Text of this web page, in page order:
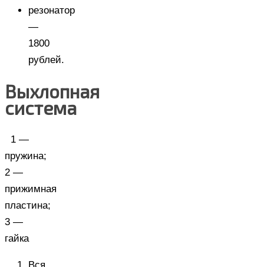
резонатор
—
1800
рублей.
Выхлопная
система
1 —
пружина;
2 —
прижимная
пластина;
3 —
гайка